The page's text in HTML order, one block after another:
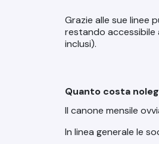
Grazie alle sue linee
restando accessibile
inclusi).
Quanto costa
Il canone mensile
In linea generale le